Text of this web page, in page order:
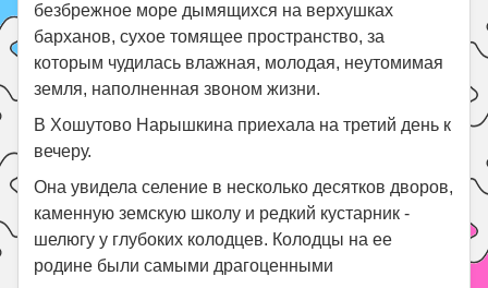
безбрежное море дымящихся на верхушках
барханов, сухое томящее пространство, за
которым чудилась влажная, молодая, неутомимая
земля, наполненная звоном жизни.
В Хошутово Нарышкина приехала на третий день к
вечеру.
Она увидела селение в несколько десятков дворов,
каменную земскую школу и редкий кустарник -
шелюгу у глубоких колодцев. Колодцы на ее
родине были самыми драгоценными